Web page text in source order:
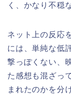
く、かなり不穏
ネット上の反応
には、単純な低
撃っぽくない、
た感想も混ざっ
まれたのかを分